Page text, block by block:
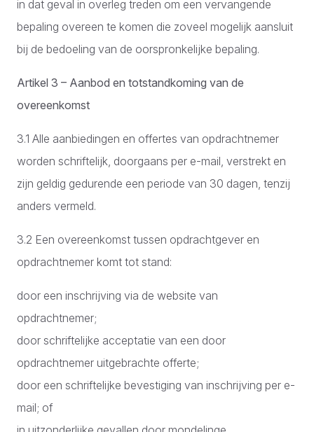
in dat geval in overleg treden om een vervangende
bepaling overeen te komen die zoveel mogelijk aansluit
bij de bedoeling van de oorspronkelijke bepaling.
Artikel 3 – Aanbod en totstandkoming van de
overeenkomst
3.1 Alle aanbiedingen en offertes van opdrachtnemer
worden schriftelijk, doorgaans per e-mail, verstrekt en
zijn geldig gedurende een periode van 30 dagen, tenzij
anders vermeld.
3.2 Een overeenkomst tussen opdrachtgever en
opdrachtnemer komt tot stand:
door een inschrijving via de website van
opdrachtnemer;
door schriftelijke acceptatie van een door
opdrachtnemer uitgebrachte offerte;
door een schriftelijke bevestiging van inschrijving per e-
mail; of